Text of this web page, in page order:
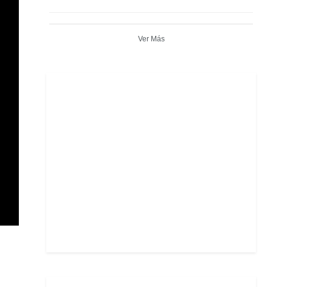
Ver Más